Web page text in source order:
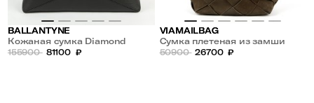
BALLANTYNE
Кожаная сумка Diamond
155900 81100 ₽
VIAMAILBAG
Сумка плетеная из замши
50900 26700 ₽